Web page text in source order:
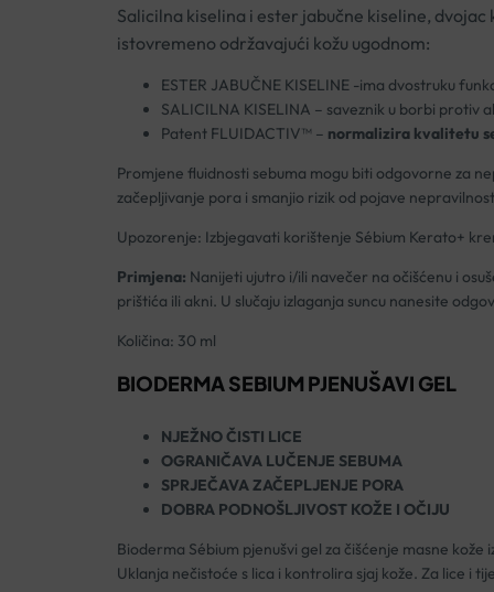
Salicilna kiselina i ester jabučne kiseline,
istovremeno održavajući kožu ugodnom:
ESTER JABUČNE KISELINE -ima dvostruku
SALICILNA KISELINA – saveznik u borbi
Patent FLUIDACTIV™ – normalizira kvalitetu
Promjene fluidnosti sebuma mogu biti odgovorne za
začepljivanje pora i smanjio rizik od pojave
Upozorenje: Izbjegavati korištenje Sébium Kerato+
Primjena: Nanijeti ujutro i/ili navečer na očišćenu i
prištića ili akni. U slučaju izlaganja suncu nanesite
Količina: 30 ml
BIODERMA SEBIUM PJENUŠAVI GEL
NJEŽNO ČISTI LICE
OGRANIČAVA LUČENJE SEBUMA
SPRJEČAVA ZAČEPLJENJE PORA
DOBRA PODNOŠLJIVOST KOŽE I OČIJU
Bioderma Sébium pjenušvi gel za čišćenje masne
Uklanja nečistoće s lica i kontrolira sjaj kože. Za lice i